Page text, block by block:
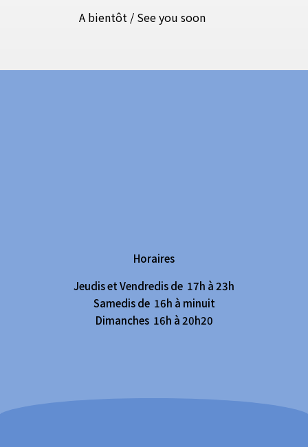
A bientôt / See you soon
Horaires
Jeudis et Vendredis de 17h à 23h
Samedis de 16h à minuit
Dimanches 16h à 20h20